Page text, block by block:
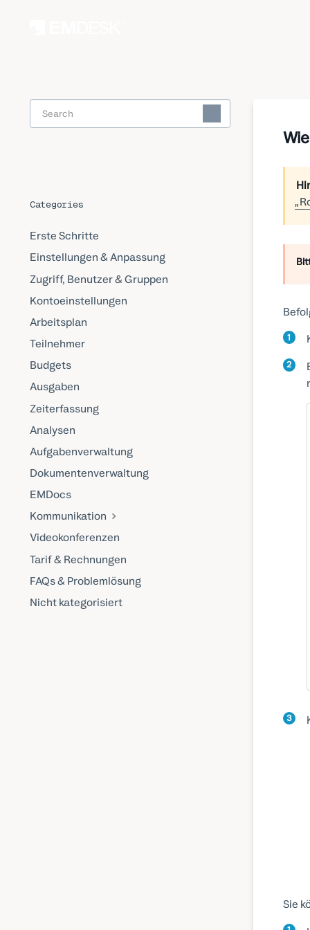
1
2
3
Sie
Toggle
Search
Categories
Erste Schritte
Einstellungen & Anpassung
Zugriff, Benutzer & Gruppen
Kontoeinstellungen
Arbeitsplan
Teilnehmer
Budgets
Ausgaben
Zeiterfassung
Analysen
Aufgabenverwaltung
Dokumentenverwaltung
EMDocs
Kommunikation
Videokonferenzen
Tarif & Rechnungen
FAQs & Problemlösung
Nicht kategorisiert